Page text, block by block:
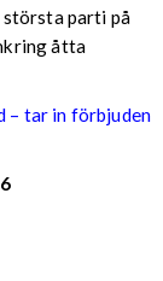
största parti på
åtta
– tar in förbjuden